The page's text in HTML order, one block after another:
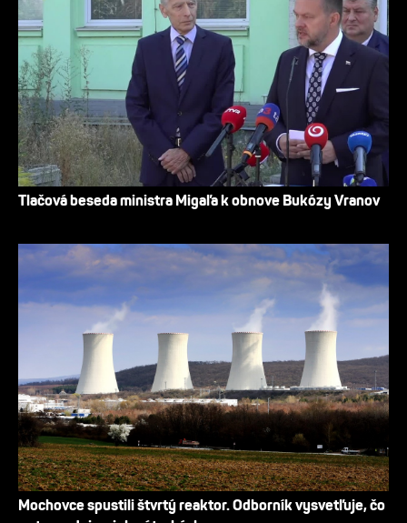
Tlačová beseda ministra Migaľa k obnove Bukózy Vranov
Mochovce spustili štvrtý reaktor. Odborník vysvetľuje, čo